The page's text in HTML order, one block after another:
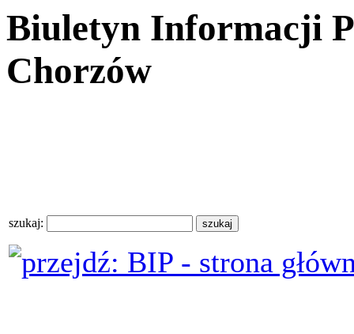
Biuletyn Informacji
Chorzów
szukaj: